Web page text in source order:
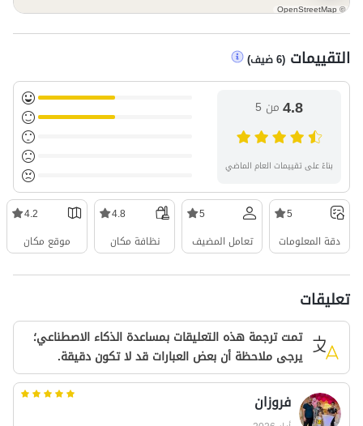
©
OpenStreetMap
التقييمات (
6ضيف)
4.8من 5
بناءً على تقييمات العام الماضي
5
دقة المعلومات
5
تعامل المضيف
4.8
نظافة مكان
4.2
موقع مكان
تعليقات
تمت ترجمة هذه التعليقات بمساعدة الذكاء الاصطناعي؛
يرجى ملاحظة أن بعض العبارات قد لا تكون دقيقة.
فروزان